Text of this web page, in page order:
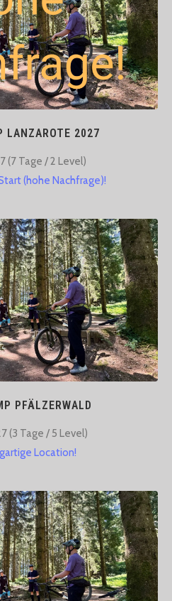
LANZAROTE 2027
(7 Tage / 2 Level)​
(hohe Nachfrage)!
PFÄLZERWALD
(3 Tage / 5 Level)​
Location!